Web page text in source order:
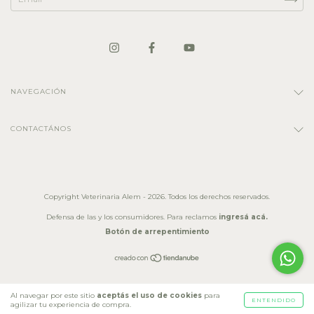
Al navegar por este sitio aceptás el uso de cookies para
agilizar tu experiencia de compra.
ENTENDIDO
NAVEGACIÓN
CONTACTÁNOS
Copyright Veterinaria Alem - 2026. Todos los derechos reservados.
Defensa de las y los consumidores. Para reclamos ingresá acá.
Botón de arrepentimiento